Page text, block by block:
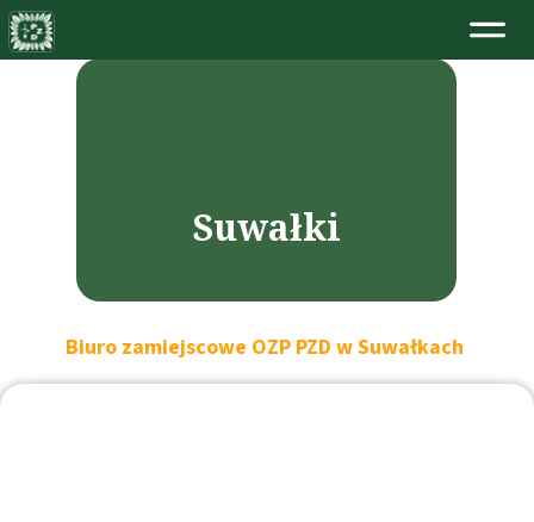
Biuro zamiejscowe OZP PZD w Suwałkach
Suwałki